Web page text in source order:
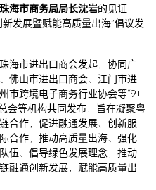
海市商务局局长沈岩的见证
发展暨赋能高质量出海”倡议发
海市进出口商会发起，协同广
佛山市进出口商会、江门市进
市跨境电子商务行业协会等“9+
会等机构共同发布，旨在凝聚粤
合作，促进融通发展、创新服
合作，推动高质量出海、强化
伍、倡导绿色发展理念，推动
融通创新发展，赋能高质量出